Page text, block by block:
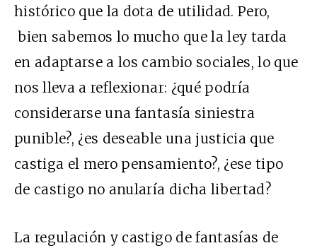
histórico que la dota de utilidad. Pero,
bien sabemos lo mucho que la ley tarda
en adaptarse a los cambio sociales, lo que
nos lleva a reflexionar: ¿qué podría
considerarse una fantasía siniestra
punible?, ¿es deseable una justicia que
castiga el mero pensamiento?, ¿ese tipo
de castigo no anularía dicha libertad?
La regulación y castigo de fantasías de